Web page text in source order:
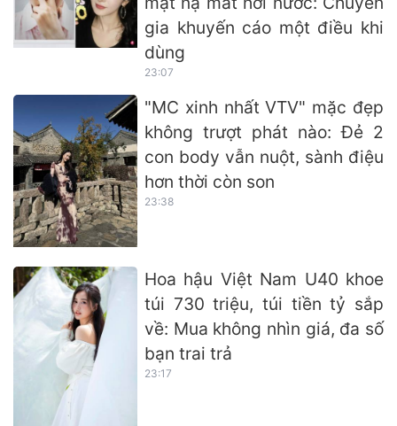
gia khuyến cáo một điều khi
dùng
23:07
"MC xinh nhất VTV" mặc đẹp
không trượt phát nào: Đẻ 2
con body vẫn nuột, sành điệu
hơn thời còn son
23:38
Hoa hậu Việt Nam U40 khoe
túi 730 triệu, túi tiền tỷ sắp
về: Mua không nhìn giá, đa số
bạn trai trả
23:17